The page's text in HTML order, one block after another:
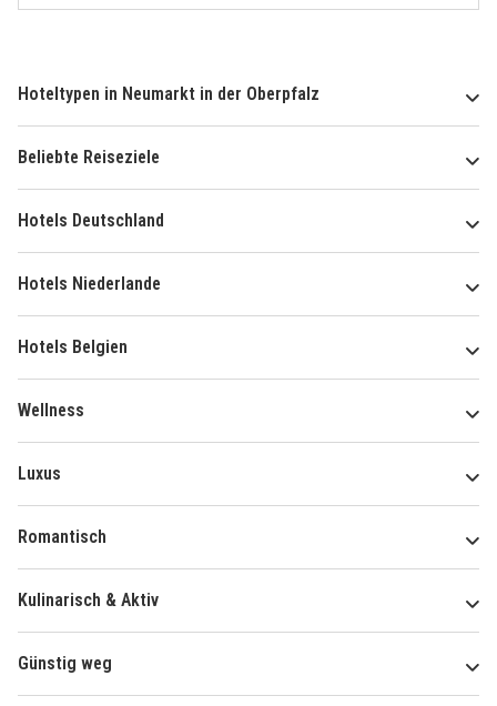
Hoteltypen in Neumarkt in der Oberpfalz
Beliebte Reiseziele
Hotels Deutschland
Hotels Niederlande
Hotels Belgien
Wellness
Luxus
Romantisch
Kulinarisch & Aktiv
Günstig weg